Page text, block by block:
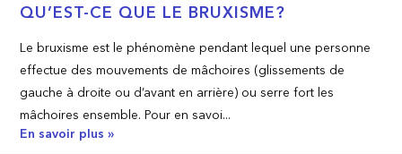
QU’EST-­CE QUE LE BRUXISME?
Le bruxisme est le phénomène pendant lequel une personne
effectue des mouvements de mâchoires (glissements de
gauche à droite ou d’avant en arrière) ou serre fort les
mâchoires ensemble. Pour en savoi...
En savoir plus »